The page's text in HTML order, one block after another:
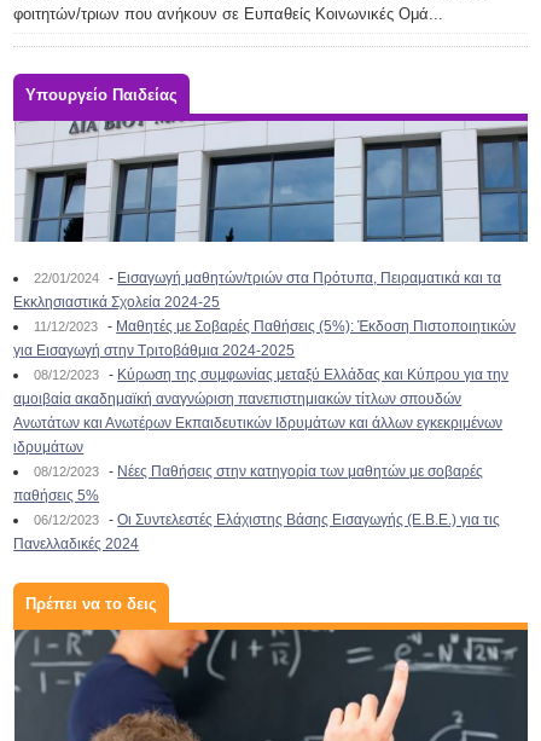
φοιτητών/τριων που ανήκουν σε Ευπαθείς Κοινωνικές Ομά...
Υπουργείο Παιδείας
22/01/2024 - Εισαγωγή μαθητών/τριών στα Πρότυπα, Πειραματικά και τα
Εκκλησιαστικά Σχολεία 2024-25
11/12/2023 - Μαθητές με Σοβαρές Παθήσεις (5%): Έκδοση Πιστοποιητικών
για Εισαγωγή στην Τριτοβάθμια 2024-2025
08/12/2023 - Κύρωση της συμφωνίας μεταξύ Ελλάδας και Κύπρου για την
αμοιβαία ακαδημαϊκή αναγνώριση πανεπιστημιακών τίτλων σπουδών
Ανωτάτων και Ανωτέρων Εκπαιδευτικών Ιδρυμάτων και άλλων εγκεκριμένων
ιδρυμάτων
08/12/2023 - Νέες Παθήσεις στην κατηγορία των μαθητών με σοβαρές
παθήσεις 5%
06/12/2023 -Οι Συντελεστές Ελάχιστης Βάσης Εισαγωγής (Ε.Β.Ε.) για τις
Πανελλαδικές 2024
Πρέπει να το δεις